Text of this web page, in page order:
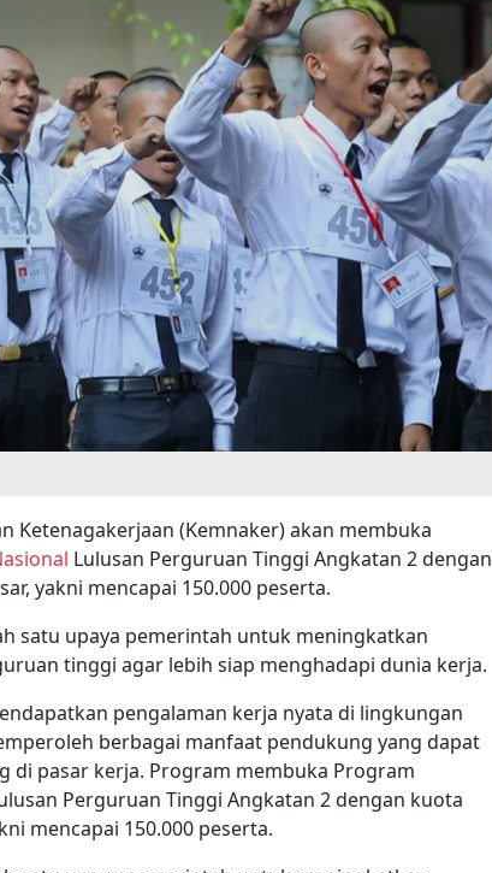
Ketenagakerjaan (Kemnaker) akan membuka
Lulusan Perguruan Tinggi Angkatan 2 dengan
yakni mencapai 150.000 peserta.
satu upaya pemerintah untuk meningkatkan
tinggi agar lebih siap menghadapi dunia kerja.
pengalaman kerja nyata di lingkungan
berbagai manfaat pendukung yang dapat
di pasar kerja. Program membuka Program
Perguruan Tinggi Angkatan 2 dengan kuota
mencapai 150.000 peserta.